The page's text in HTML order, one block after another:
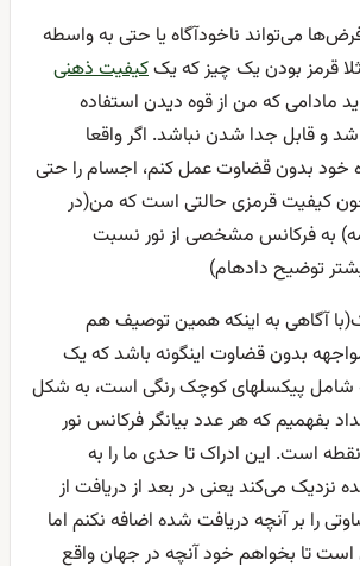
می‌تواند ناخودآگاه یا حتی به واسطه
قرمز بودن یک چیز که یککیفیت ذهنی
مادامی که من از قوه دیدن استفاده
و قابل جدا شدن نباشد. اگر واقعا
خود بدون قضاوت عمل کنم، اجسام را حتی
کیفیت قرمزی حالتی است که من(در
به فرکانس مشخصی از نور نسبت
توضیح دادهام)
آگاهی به اینکه همین توصیف هم
بدون قضاوت اینگونه باشد که یک
شامل پیکسلهای کوچک رنگی است، به شکل
بفهمیم که هر عدد بیانگر فرکانس نور
است. این ادراک تا حدی ما را به
نزدیک می‌کند یعنی در بعد از دریافت از
را بر آنچه دریافت شده اضافه نکنم اما
است تا بخواهم خود آنچه در جهان واقع